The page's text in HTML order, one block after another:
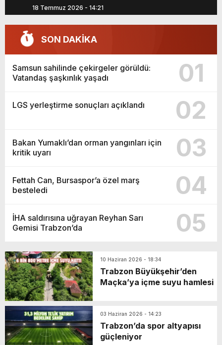
18 Temmuz 2026 - 14:21
SON DAKİKA
Samsun sahilinde çekirgeler görüldü:
Vatandaş şaşkınlık yaşadı
01
LGS yerleştirme sonuçları açıklandı 02
Bakan Yumaklı’dan orman yangınları için
kritik uyarı
03
Fettah Can, Bursaspor’a özel marş
besteledi
04
İHA saldırısına uğrayan Reyhan Sarı
Gemisi Trabzon’da
05
10 Haziran 2026 - 18:34
Trabzon Büyükşehir’den
Maçka’ya içme suyu hamlesi
03 Haziran 2026 - 14:23
Trabzon’da spor altyapısı
güçleniyor